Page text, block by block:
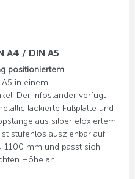
A4 / DIN A5
positioniertem
in einem
Der Infoständer verfügt
lackierte Fußplatte und
aus silber eloxiertem
stufenlos ausziehbar auf
1100 mm und passt sich
Höhe an.